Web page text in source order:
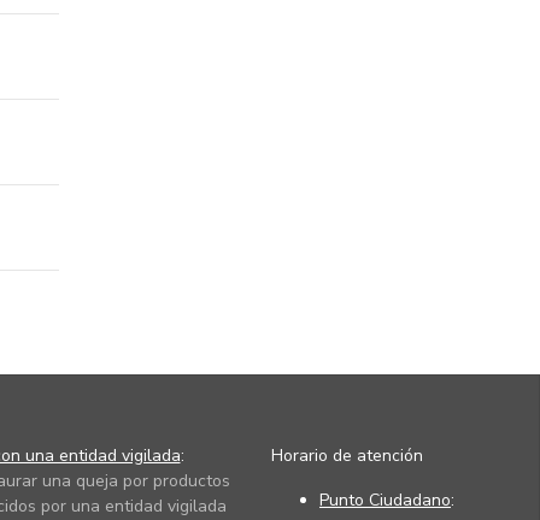
una entidad vigilada:
una queja por productos
por una entidad vigilada
Horario de atención
Punto Ciudadano: